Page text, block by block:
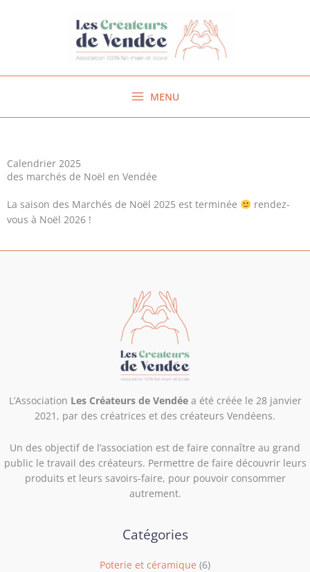
MENU
Calendrier 2025
des marchés de Noël en Vendée
La saison des Marchés de Noël 2025 est terminée
rendez-
vous à Noël 2026 !
L’Association Les Créateurs de Vendée a été créée le 28 janvier
2021, par des créatrices et des créateurs Vendéens.
Un des objectif de l’association est de faire connaître au grand
public le travail des créateurs. Permettre de faire découvrir leurs
produits et leurs savoirs-faire, pour pouvoir consommer
autrement.
Catégories
Poterie et céramique (6)